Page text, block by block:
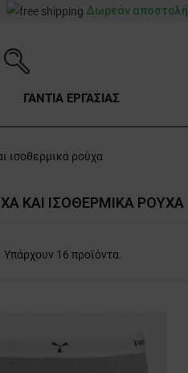
Δωρεάν αποστολή
ΓΑΝΤΙΑ ΕΡΓΑΣΙΑΣ
ισοθερμικά ρούχα
ΚΑΙ ΙΣΟΘΕΡΜΙΚΆ ΡΟΎΧΑ
Υπάρχουν 16 προϊόντα.